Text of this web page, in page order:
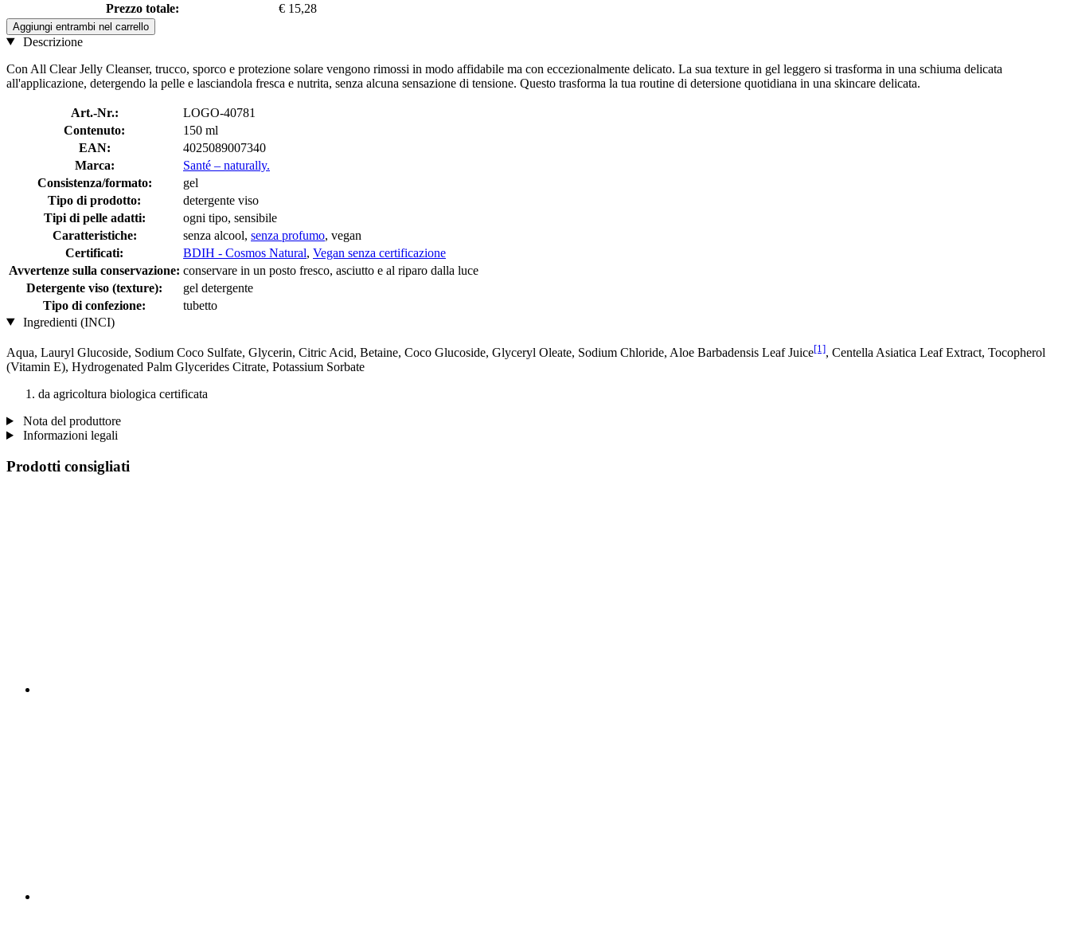
Prezzo totale:
€ 15,28
Aggiungi entrambi nel carrello
Descrizione
Con All Clear Jelly Cleanser, trucco, sporco e protezione solare vengono rimossi in modo affidabile ma con eccezionalmente delicato. La sua texture in gel leggero si trasforma in una schiuma delicata
all'applicazione, detergendo la pelle e lasciandola fresca e nutrita, senza alcuna sensazione di tensione. Questo trasforma la tua routine di detersione quotidiana in una skincare delicata.
Art.-Nr.:
LOGO-40781
Contenuto:
150 ml
EAN:
4025089007340
Marca:
Santé – naturally.
Consistenza/formato:
gel
Tipo di prodotto:
detergente viso
Tipi di pelle adatti:
ogni tipo, sensibile
Caratteristiche:
senza alcool, senza profumo, vegan
Certificati:
BDIH - Cosmos Natural, Vegan senza certificazione
Avvertenze sulla conservazione: conservare in un posto fresco, asciutto e al riparo dalla luce
Detergente viso (texture):
gel detergente
Tipo di confezione:
tubetto
Ingredienti (INCI)
Aqua, Lauryl Glucoside, Sodium Coco­ Sulfate, Glycerin, Citric Acid, Betaine, Coco Glucoside, Glyceryl Oleate, Sodium Chloride, Aloe Barbadensis Leaf Juice[1], Centella Asiatica Leaf Extract, Tocopherol
(Vitamin E), Hydrogenated Palm Glycerides Citrate, Potassium Sorbate
da agricoltura biologica certificata
Nota del produttore
Informazioni legali
Prodotti consigliati